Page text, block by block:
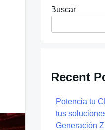
Buscar
Recent
Potencia tu
tus
Generación